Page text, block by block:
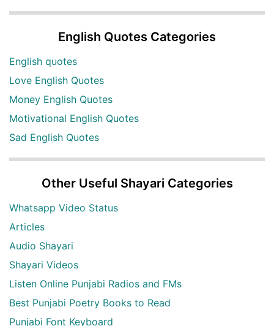
English Quotes Categories
English quotes
Love English Quotes
Money English Quotes
Motivational English Quotes
Sad English Quotes
Other Useful Shayari Categories
Whatsapp Video Status
Articles
Audio Shayari
Shayari Videos
Listen Online Punjabi Radios and FMs
Best Punjabi Poetry Books to Read
Punjabi Font Keyboard